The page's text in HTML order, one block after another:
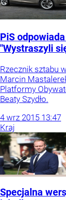
PiS
"Wystraszyli
Rzecznik sztabu
Marcin
Platformy
Beaty Szydło.
4 wrz 2015 13:47
Kraj
Specjalna